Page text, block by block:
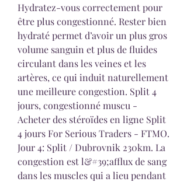
Hydratez-vous correctement pour
être plus congestionné. Rester bien
hydraté permet d’avoir un plus gros
volume sanguin et plus de fluides
circulant dans les veines et les
artères, ce qui induit naturellement
une meilleure congestion. Split 4
jours, congestionné muscu -
Acheter des stéroïdes en ligne Split
4 jours For Serious Traders - FTMO.
Jour 4: Split / Dubrovnik 230km. La
congestion est l&#39;afflux de sang
dans les muscles qui a lieu pendant